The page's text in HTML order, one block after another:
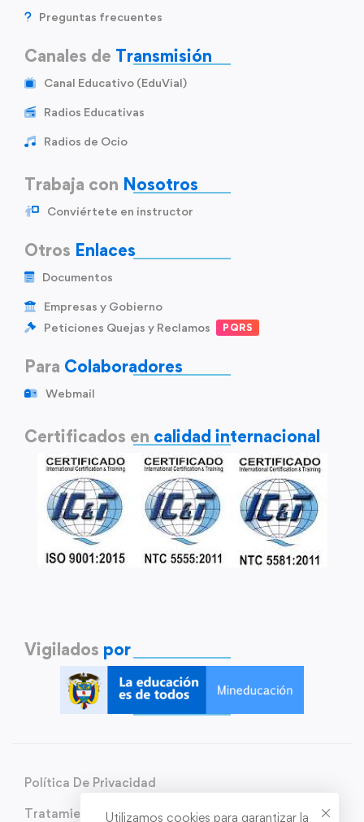
Preguntas frecuentes
Canales de Transmisión
Canal Educativo (EduVial)
Radios Educativas
Radios de Ocio
Trabaja con Nosotros
Conviértete en instructor
Otros Enlaces
Documentos
Empresas y Gobierno
Peticiones Quejas y Reclamos
PQRS
Para Colaboradores
Webmail
Certificados en calidad internacional
Vigilados por
Política De Privacidad
Tratamiento de Datos Personales
Utilizamos cookies para garantizar la